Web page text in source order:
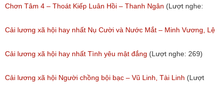
Chơn Tâm 4 – Thoát Kiếp Luân Hồi – Thanh Ngân (Lượt nghe:
267)
Cải lương xã hội hay nhất Nụ Cười và Nước Mắt – Minh Vương, Lệ
Thủy
(Lượt nghe: 776)
Cải lương xã hội hay nhất Tình yêu mật đắng (Lượt nghe: 269)
Cải lương xã hội Người chồng bội bạc – Vũ Linh, Tài Linh (Lượt